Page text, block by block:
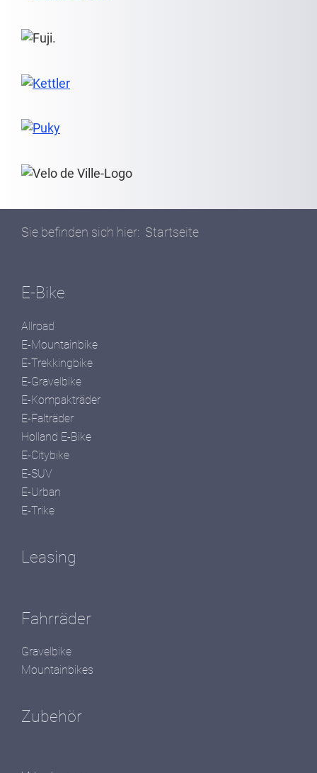
Sie befinden sich hier: Startseite
E-Bike
Allroad
E-Mountainbike
E-Trekkingbike
E-Gravelbike
E-Kompakträder
E-Falträder
Holland E-Bike
E-Citybike
E-SUV
E-Urban
E-Trike
Leasing
Fahrräder
Gravelbike
Mountainbikes
Zubehör